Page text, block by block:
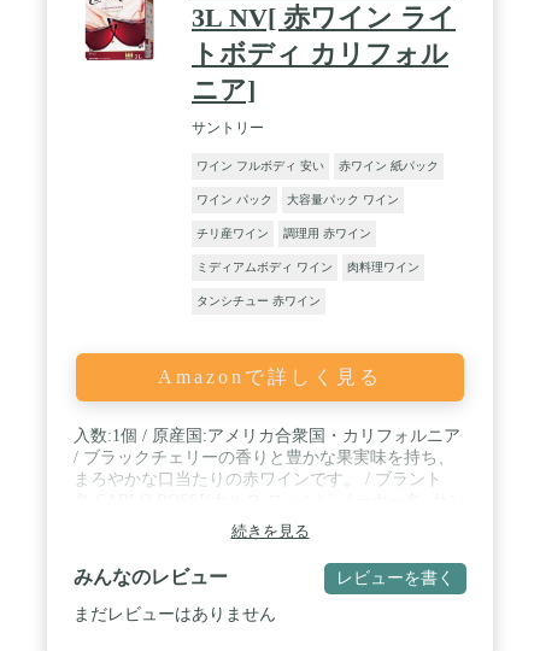
3L NV[ 赤ワイン ライ
トボディ カリフォル
ニア]
サントリー
ワイン フルボディ 安い 赤ワイン 紙パック
ワイン パック 大容量パック ワイン
チリ産ワイン 調理用 赤ワイン
ミディアムボディ ワイン 肉料理ワイン
タンシチュー 赤ワイン
Amazonで詳しく見る
入数:1個 / 原産国:アメリカ合衆国・カリフォルニア
/ ブラックチェリーの香りと豊かな果実味を持ち、
まろやかな口当たりの赤ワインです。 / ブラント
続きを見る
みんなのレビュー レビューを書く
まだレビューはありません